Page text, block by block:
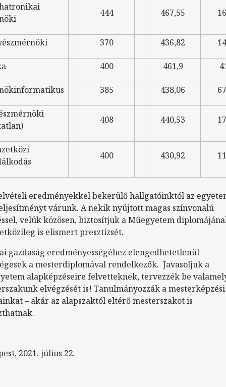
444 467,55
370 436,82
400 461,9
385 438,06
408 440,53
400 430,92
eredményekkel bekerülő hallgatóinktól az
várunk. A nekik nyújtott magas színvonalú
velük közösen, biztosítjuk a Műegyetem
is elismert presztízsét.
gazdaság eredményességéhez elengedhetetlenül
a mesterdiplomával rendelkezők. Javasoljuk a
alapképzéseire felvetteknek, tervezzék be
elvégzését is! Tanulmányozzák a mesterképzési
– akár az alapszaktól eltérő mesterszakot is
2021. július 22.